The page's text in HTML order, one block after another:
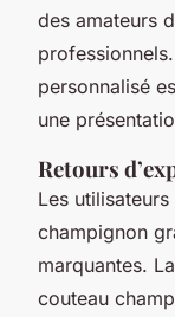
des amateurs
personnalisé
une
Retours
Les
champignon
marquantes.
couteau